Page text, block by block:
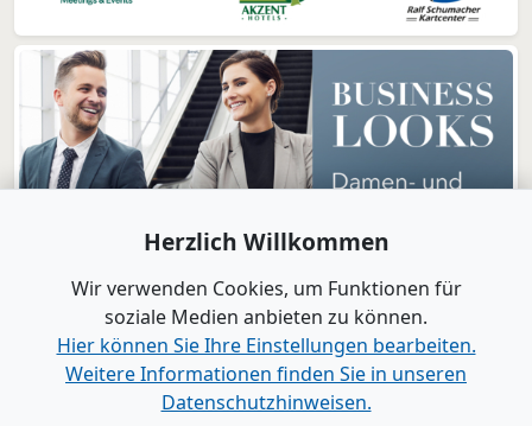
www.B2B-Wirtschaft.de
Herzlich Willkommen
Wir verwenden Cookies, um Funktionen für
soziale Medien anbieten zu können.
Hier können Sie Ihre Einstellungen bearbeiten.
Weitere Informationen finden Sie in unseren
Datenschutzhinweisen.